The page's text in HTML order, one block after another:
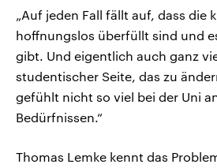
„Auf jeden Fall fällt auf, dass die
hoffnungslos überfüllt sind und
gibt. Und eigentlich auch ganz
studentischer Seite, das zu
gefühlt nicht so viel bei der Uni
Bedürfnissen.“
Thomas Lemke kennt das